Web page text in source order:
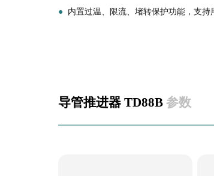
● 内置过温、限流、堵转保护功能，支持
导管推进器 TD88B 参数